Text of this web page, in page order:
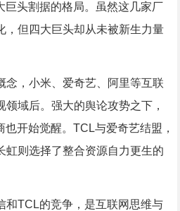
巨头割据的格局。虽然这几家厂
，但四大巨头却从未被新生力量
念，小米、爱奇艺、阿里等互联
域后。强大的舆论攻势之下，
开始觉醒。TCL与爱奇艺结盟，
虹则选择了整合资源自力更生的
和TCL的竞争，是互联网思维与